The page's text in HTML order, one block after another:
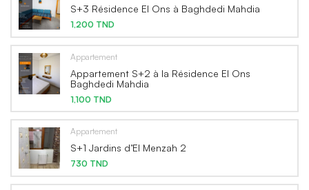
S+3 Résidence El Ons à Baghdedi Mahdia
1,200 TND
Appartement
Appartement S+2 à la Résidence El Ons
Baghdedi Mahdia
1,100 TND
Appartement
S+1 Jardins d’El Menzah 2
730 TND